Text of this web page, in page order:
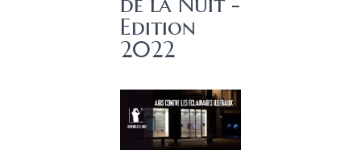
Edition
2022